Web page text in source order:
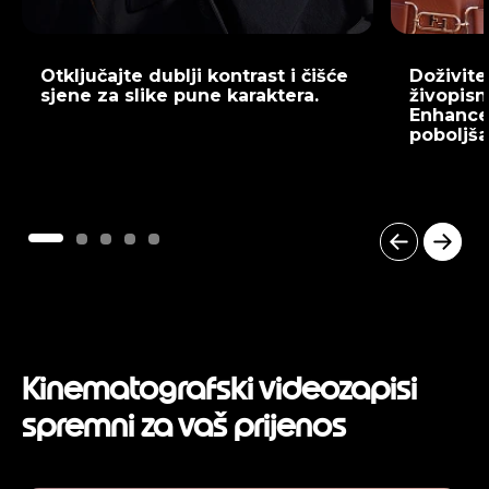
Otključajte dublji kontrast i čišće
sjene za slike pune karaktera.
o
f
5
Kinematografski videozapisi
spremni za vaš prijenos